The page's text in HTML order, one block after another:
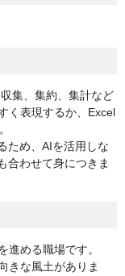
集、集約、集計など
く表現するか、Excel
ため、AIを活用しな
合わせて身につきま
進める職場です。
きな風土がありま